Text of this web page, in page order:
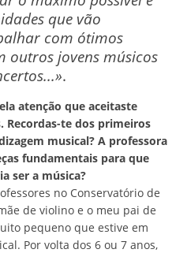
que vão
com ótimos
outros jovens músicos
.
atenção que aceitaste
Recordas-te dos primeiros
musical? A professora
fundamentais para que
ser a música?
no Conservatório de
de violino e o meu pai de
pequeno que estive em
Por volta dos 6 ou 7 anos,